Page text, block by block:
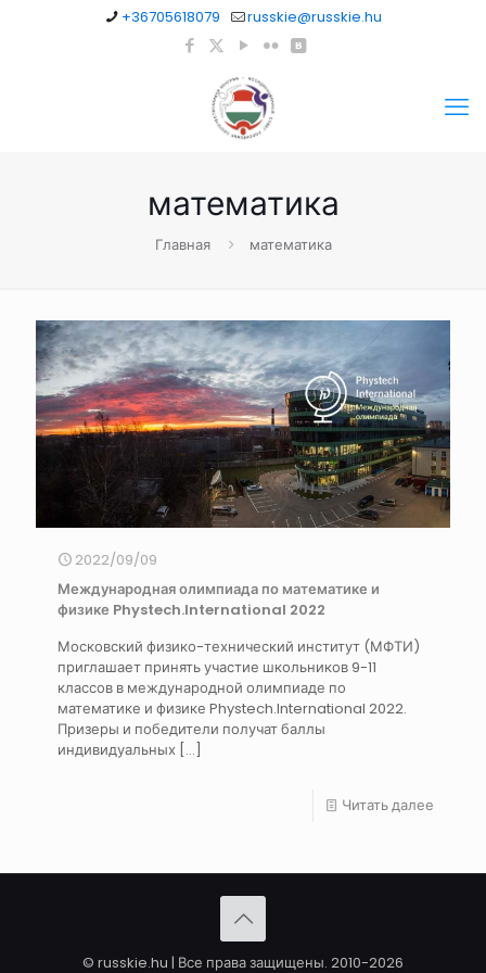
+36705618079 russkie@russkie.hu
математика
Главная математика
2022/09/09
Международная олимпиада по математике и
физике Phystech.International 2022
Московский физико-технический институт (МФТИ)
приглашает принять участие школьников 9-11
классов в международной олимпиаде по
математике и физике Phystech.International 2022.
Призеры и победители получат баллы
индивидуальных […]
Читать далее
© russkie.hu | Все права защищены. 2010-2026